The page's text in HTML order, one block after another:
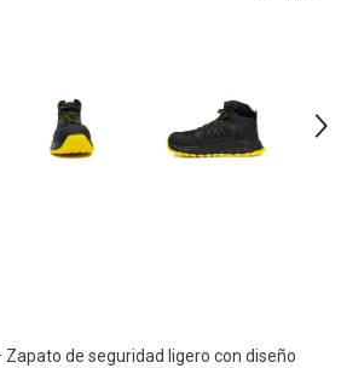
Zapato de seguridad ligero con diseño